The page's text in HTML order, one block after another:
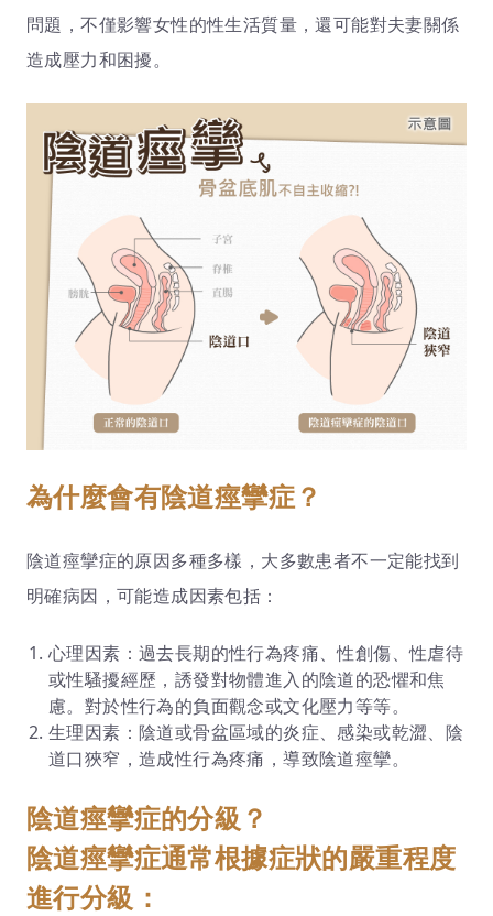
問題，不僅影響女性的性生活質量，還可能對夫妻關係
造成壓力和困擾。
為什麼會有陰道痙攣症？
陰道痙攣症的原因多種多樣，大多數患者不一定能找到
明確病因，可能造成因素包括：
心理因素：過去長期的性行為疼痛、性創傷、性虐待
或性騷擾經歷，誘發對物體進入的陰道的恐懼和焦
慮。對於性行為的負面觀念或文化壓力等等。
生理因素：陰道或骨盆區域的炎症、感染或乾澀、陰
道口狹窄，造成性行為疼痛，導致陰道痙攣。
陰道痙攣症的分級？
陰道痙攣症通常根據症狀的嚴重程度
進行分級：